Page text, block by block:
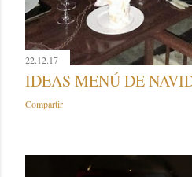
22.12.17
IDEAS MENÚ DE
Compartir